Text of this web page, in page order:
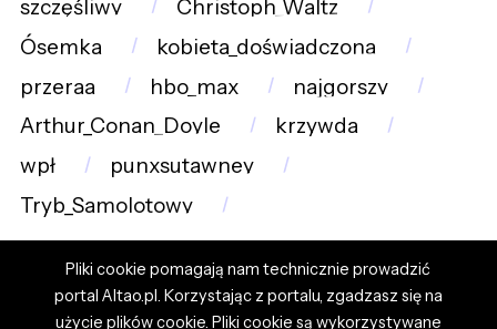
szczęśliwy
Christoph_Waltz
Ósemka
kobieta_doświadczona
przeraa
hbo_max
najgorszy
Arthur_Conan_Doyle
krzywda
wpł
punxsutawney
Tryb_Samolotowy
Pliki cookie pomagają nam technicznie prowadzić
portal Altao.pl. Korzystając z portalu, zgadzasz się na
użycie plików cookie. Pliki cookie są wykorzystywane